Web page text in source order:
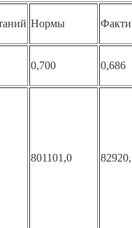
Нормы
0,700 0,686
801101,0 8292